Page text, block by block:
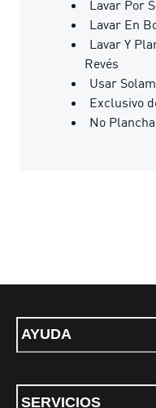
Lavar Por
Lavar En
Lavar Y
Revés
Usar
Exclusivo
No
AYUDA
SERVICIOS